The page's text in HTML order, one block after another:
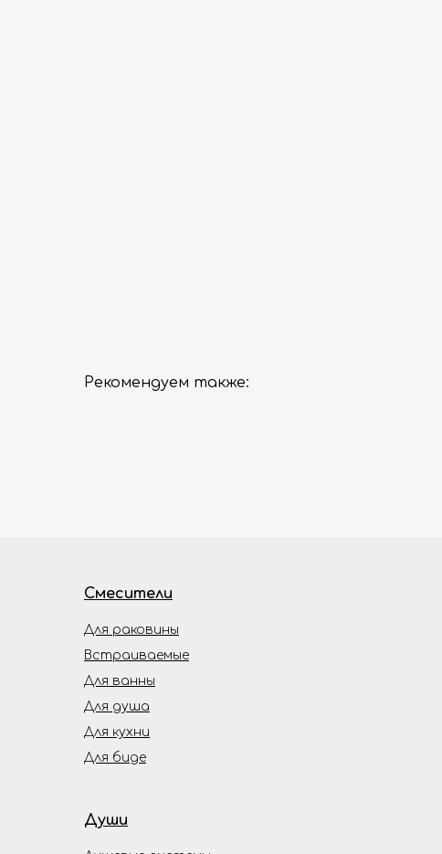
Рекомендуем также:
Смесители
Души
Встраиваемые
Для биде
Для кухни
Для ванны
Для душа
Для раковины